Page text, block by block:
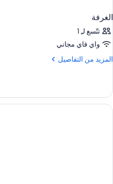
الغرفة
تتّسع لـِ 1
واي فاي مجاني
المزيد من التفاصيل
المزيد
الغرفة